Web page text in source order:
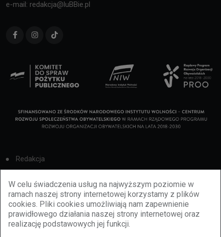
W celu świadczenia usług na najwyższym poziomie w
ramach naszej strony internetowej korzystamy z plików
cookies. Pliki cookies umożliwiają nam zapewnienie
prawidłowego działania naszej strony internetowej oraz
realizację podstawowych jej funkcji.
e-mail: redakcja@luBBie.pl
Redakcja
Cookies
Reklama
BBiletomania